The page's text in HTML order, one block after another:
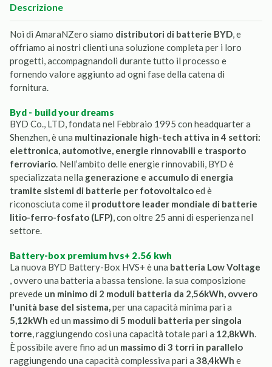
Descrizione
Noi di AmaraNZero siamo distributori di batterie BYD, e
offriamo ai nostri clienti una soluzione completa per i loro
progetti, accompagnandoli durante tutto il processo e
fornendo valore aggiunto ad ogni fase della catena di
fornitura.
byd - build your dreams
BYD Co., LTD, fondata nel Febbraio 1995 con headquarter a
Shenzhen, è una multinazionale high-tech attiva in 4 settori:
elettronica, automotive, energie rinnovabili e trasporto
ferroviario. Nell’ambito delle energie rinnovabili, BYD è
specializzata nella generazione e accumulo di energia
tramite sistemi di batterie per fotovoltaicoed è
riconosciuta come il produttore leader mondiale di batterie
litio-ferro-fosfato (LFP), con oltre 25 anni di esperienza nel
settore.
battery-box premium hvs+ 2.56 kwh
La nuova BYD Battery-Box HVS+ è una batteria Low Voltage
, ovvero una batteria a bassa tensione. la sua composizione
prevede un minimo di 2 moduli batteria da 2,56kWh, ovvero
l'unità base del sistema,per una capacità minima pari a
5,12kWh ed un massimo di 5 moduli batteria per singola
torre, raggiungendo così una capacità totale pari a 12,8kWh.
È possibile avere fino ad un massimo di 3 torri in parallelo
raggiungendo una capacità complessiva pari a 38,4kWh e